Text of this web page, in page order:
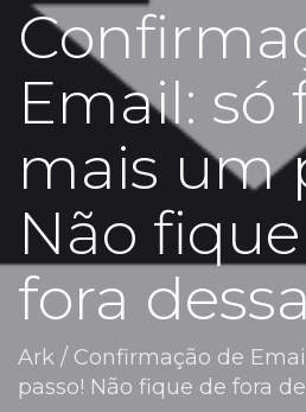
Email: só
mais um
Não
fora dessa
Ark / Confirmação de
passo! Não fique de fora